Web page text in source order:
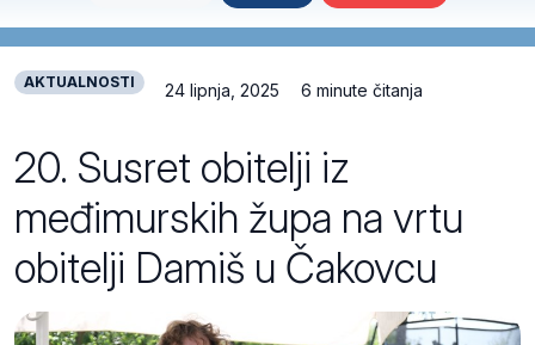
AKTUALNOSTI 24 lipnja, 2025 6 minute čitanja
20. Susret obitelji iz
međimurskih župa na vrtu
obitelji Damiš u Čakovcu